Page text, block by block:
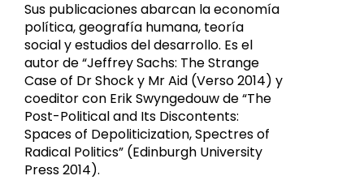
Sus publicaciones abarcan la economía
política, geografía humana, teoría
social y estudios del desarrollo. Es el
autor de “Jeffrey Sachs: The Strange
Case of Dr Shock y Mr Aid (Verso 2014) y
coeditor con Erik Swyngedouw de “The
Post-Political and Its Discontents:
Spaces of Depoliticization, Spectres of
Radical Politics” (Edinburgh University
Press 2014).